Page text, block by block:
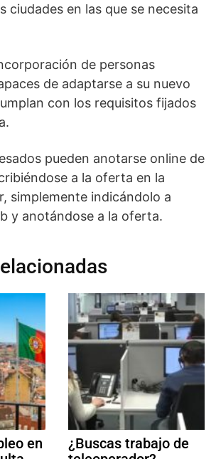
ciudades en las que se necesita
de personas
de adaptarse a su nuevo
con los requisitos fijados
pueden anotarse online de
a la oferta en la
simplemente indicándolo a
y anotándose a la oferta.
en
¿Buscas trabajo de